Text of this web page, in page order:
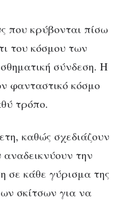
που κρύβονται πίσω
του κόσμου των
σύνδεση. Η
φανταστικό κόσμο
τρόπο.
καθώς σχεδιάζουν
την
σε κάθε γύρισμα της
σκίτσων για να